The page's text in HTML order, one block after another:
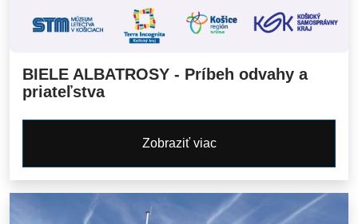
BIELE ALBATROSY - Príbeh odvahy a
priateľstva
Zobraziť viac